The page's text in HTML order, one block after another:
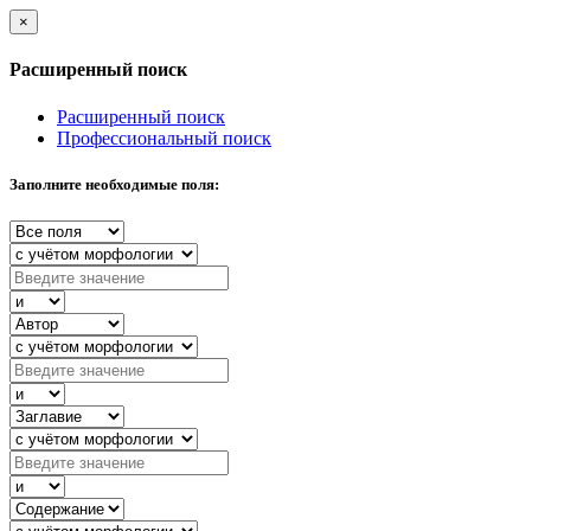
×
Расширенный поиск
Расширенный поиск
Профессиональный поиск
Заполните необходимые поля: